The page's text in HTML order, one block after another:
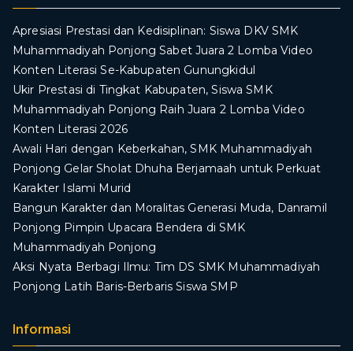
Apresiasi Prestasi dan Kedisiplinan: Siswa DKV SMK
Muhammadiyah Ponjong Sabet Juara 2 Lomba Video
Konten Literasi Se-Kabupaten Gunungkidul
Ukir Prestasi di Tingkat Kabupaten, Siswa SMK
Muhammadiyah Ponjong Raih Juara 2 Lomba Video
Konten Literasi 2026
Awali Hari dengan Keberkahan, SMK Muhammadiyah
Ponjong Gelar Sholat Dhuha Berjamaah untuk Perkuat
Karakter Islami Murid
Bangun Karakter dan Moralitas Generasi Muda, Danramil
Ponjong Pimpin Upacara Bendera di SMK
Muhammadiyah Ponjong
​Aksi Nyata Berbagi Ilmu: Tim DS SMK Muhammadiyah
Ponjong Latih Baris-Berbaris Siswa SMP
Informasi